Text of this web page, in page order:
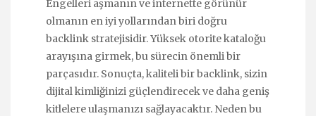
Engelleri aşmanın ve internette görünür
olmanın en iyi yollarından biri doğru
backlink stratejisidir. Yüksek otorite kataloğu
arayışına girmek, bu sürecin önemli bir
parçasıdır. Sonuçta, kaliteli bir backlink, sizin
dijital kimliğinizi güçlendirecek ve daha geniş
kitlelere ulaşmanızı sağlayacaktır. Neden bu